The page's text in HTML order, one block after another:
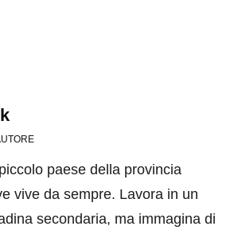
paese della provincia
vive da sempre. Lavora in un
secondaria, ma immagina di